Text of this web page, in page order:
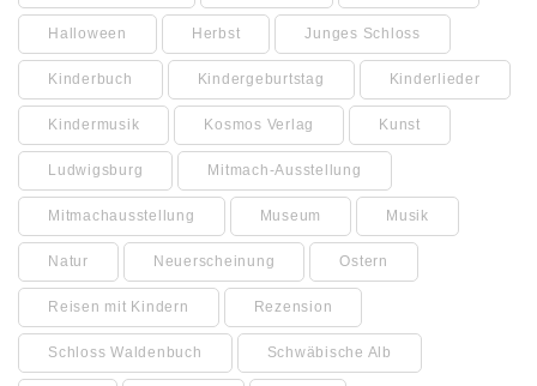
Halloween Herbst Junges Schloss
Kinderbuch Kindergeburtstag Kinderlieder
Kindermusik Kosmos Verlag Kunst
Ludwigsburg Mitmach-Ausstellung
Mitmachausstellung Museum Musik
Natur Neuerscheinung Ostern
Reisen mit Kindern Rezension
Schloss Waldenbuch Schwäbische Alb